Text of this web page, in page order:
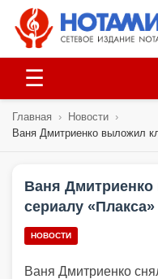
☰
Главная › Новости ›
Ваня Дмитриенко выложил
Ваня
сериалу «Плакса»
НОВОСТИ
Ваня Дмитриенко